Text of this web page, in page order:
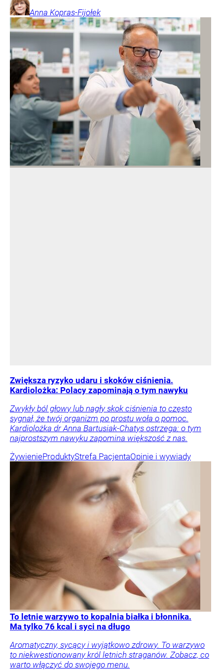
Anna Kopras-Fijołek
Zwiększa ryzyko udaru i skoków ciśnienia.
Kardiolożka: Polacy zapominają o tym nawyku
Zwykły ból głowy lub nagły skok ciśnienia to często
sygnał, że twój organizm po prostu woła o pomoc.
Kardiolożka dr Anna Bartusiak-Chatys ostrzega: o tym
najprostszym nawyku zapomina większość z nas.
ŻywienieProduktyStrefa PacjentaOpinie i wywiady
To letnie warzywo to kopalnia białka i błonnika.
Ma tylko 76 kcal i syci na długo
Aromatyczny, sycący i wyjątkowo zdrowy. To warzywo
to niekwestionowany król letnich straganów. Zobacz, co
warto włączyć do swojego menu.